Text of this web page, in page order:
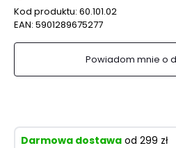
Kod produktu: 60.101.02
EAN: 5901289675277
Powiadom mnie o
Darmowa dostawa od 299 zł